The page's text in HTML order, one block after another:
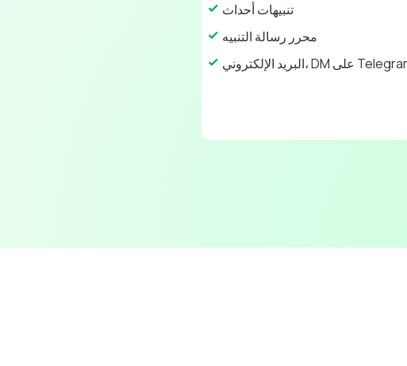
تنبيهات أحداث
محرر رسالة التنبيه